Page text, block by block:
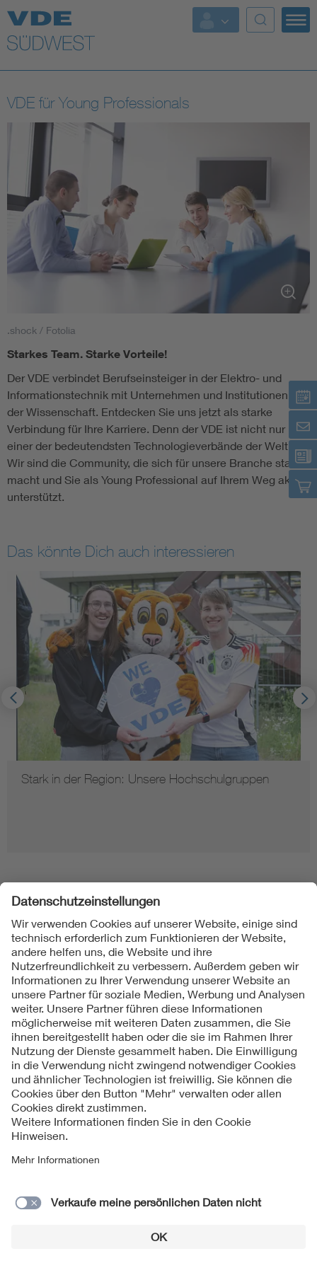
Top Themen
Weitere Themen
VDE für Young Professionals
.shock / Fotolia
Starkes Team. Starke Vorteile!
Der VDE verbindet Berufseinsteiger in der Elektro- und
Informationstechnik mit Unternehmen und Institutionen aus
der Wissenschaft. Entdecken Sie uns jetzt als starke
Verbindung für Ihre Karriere. Denn der VDE ist nicht nur
einer der bedeutendsten Technologieverbände der Welt.
Wir sind die Community, die sich für unsere Branche stark
macht und Sie als Young Professional auf Ihrem Weg aktiv
unterstützt.
Das könnte Dich auch interessieren
Stark in der Region: Unsere Hochschulgruppen
Folgen Sie uns
Kontakte
Service
Impressum
Datenschutzinformationen
Cookie Hinweise
Lieferantenportal
© 2026 VDE Verband der Elektrotechnik Elektronik